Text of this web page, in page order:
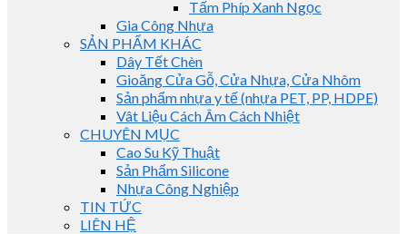
Tấm Phíp Xanh Ngọc
Gia Công Nhựa
SẢN PHẨM KHÁC
Dây Tết Chèn
Gioăng Cửa Gỗ, Cửa Nhựa, Cửa Nhôm
Sản phẩm nhựa y tế (nhựa PET, PP, HDPE)
Vât Liệu Cách Âm Cách Nhiệt
CHUYÊN MỤC
Cao Su Kỹ Thuật
Sản Phẩm Silicone
Nhựa Công Nghiệp
TIN TỨC
LIÊN HỆ